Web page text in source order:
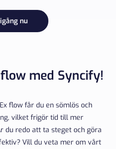
nu
med Syncify!
flow får du en sömlös och
vilket frigör tid till mer
du redo att ta steget och göra
Vill du veta mer om vårt